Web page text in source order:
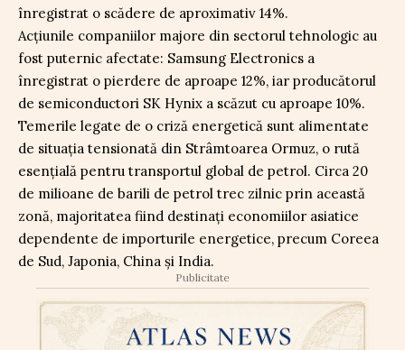
înregistrat o scădere de aproximativ 14%.
Acțiunile companiilor majore din sectorul tehnologic au
fost puternic afectate: Samsung Electronics a
înregistrat o pierdere de aproape 12%, iar producătorul
de semiconductori SK Hynix a scăzut cu aproape 10%.
Temerile legate de o criză energetică sunt alimentate
de situația tensionată din Strâmtoarea Ormuz, o rută
esențială pentru transportul global de petrol. Circa 20
de milioane de barili de petrol trec zilnic prin această
zonă, majoritatea fiind destinați economiilor asiatice
dependente de importurile energetice, precum Coreea
de Sud, Japonia, China și India.
Publicitate